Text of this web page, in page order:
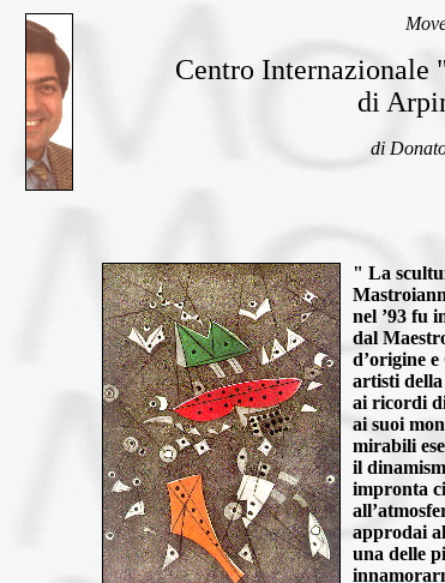
Centro Internazionale
di
di
" La
nel ’93 fu
dal
d’origine
artisti della
ai ricordi
ai suoi
mirabili
il
impronta
approdai
una delle